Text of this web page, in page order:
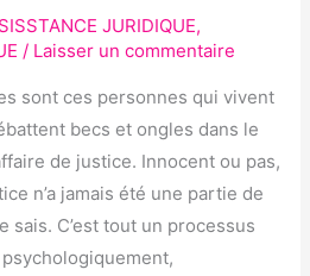
JURIDIQUE,
/ Laisser un commentaire
sont ces personnes qui vivent
becs et ongles dans le
de justice. Innocent ou pas,
n’a jamais été une partie de
sais. C’est tout un processus